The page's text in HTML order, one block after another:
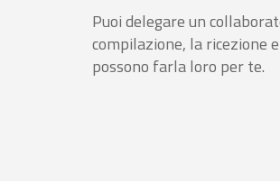
Puoi delegare un
compilazione, la ricezione
possono farla loro per te.